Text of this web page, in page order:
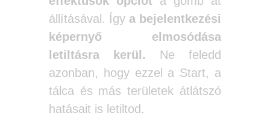
állításával. Így a bejelentkezési
képernyő elmosódása
letiltásra kerül. Ne feledd
azonban, hogy ezzel a Start, a
tálca és más területek átlátszó
hatásait is letiltod.